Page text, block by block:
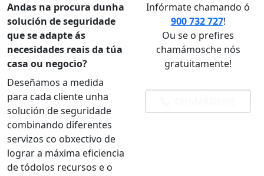
Andas na procura dunha
solución de seguridade
que se adapte ás
necesidades reais da túa
casa ou negocio?
Deseñamos a medida
para cada cliente unha
solución de seguridade
combinando diferentes
servizos co obxectivo de
lograr a máxima eficiencia
de tódolos recursos e o
Infórmate chamando ó
900 732 727!
Ou se o prefires
chamámosche nós
gratuitamente!